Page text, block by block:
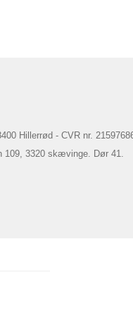
Hillerrød - CVR nr.
109, 3320 skævinge. Dør 41.